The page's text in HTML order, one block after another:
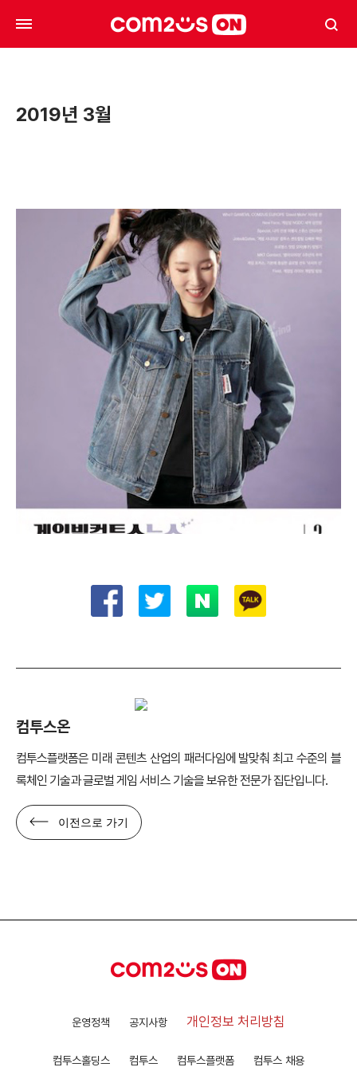
2019년 3월
컴투스온
컴투스플랫폼은 미래 콘텐츠 산업의 패러다임에 발맞춰 최고 수준의 블
록체인 기술과 글로벌 게임 서비스 기술을 보유한 전문가 집단입니다.
이전으로 가기
운영정책 공지사항 개인정보 처리방침
컴투스홀딩스 컴투스 컴투스플랫폼 컴투스 채용